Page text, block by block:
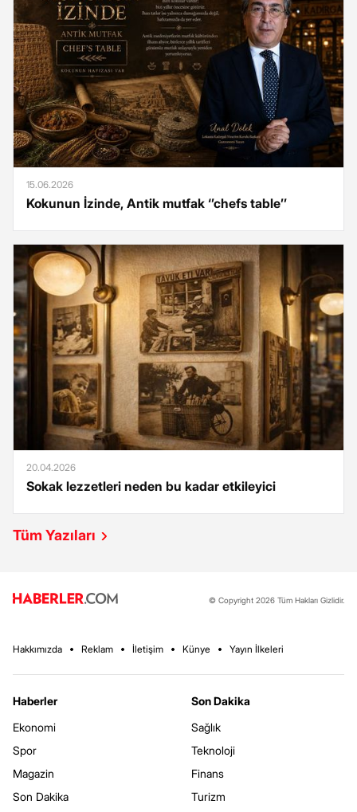
15.06.2026
Kokunun İzinde, Antik mutfak ‘’chefs table’’
20.04.2026
Sokak lezzetleri neden bu kadar etkileyici
Tüm Yazıları
© Copyright 2026 Tüm Hakları Gizlidir.
Hakkımızda Reklam İletişim Künye Yayın İlkeleri
Haberler
Ekonomi
Spor
Magazin
Son Dakika
Son Dakika
Sağlık
Teknoloji
Finans
Turizm